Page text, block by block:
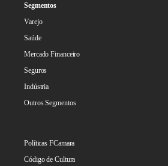
Segmentos
Varejo
Saúde
Mercado Financeiro
Seguros
Indústria
Outros Segmentos
Políticas FCamara
Código de Cultura